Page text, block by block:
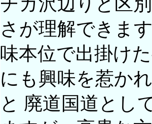
さが理解できま
味本位で出掛け
にも興味を惹か
と 廃道国道とし